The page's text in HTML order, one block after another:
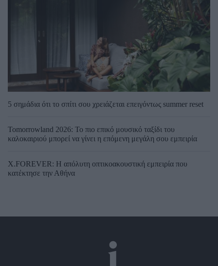
5 σημάδια ότι το σπίτι σου χρειάζεται επειγόντως summer reset
Tomorrowland 2026: Το πιο επικό μουσικό ταξίδι του
καλοκαιριού μπορεί να γίνει η επόμενη μεγάλη σου εμπειρία
X.FOREVER: Η απόλυτη οπτικοακουστική εμπειρία που
κατέκτησε την Αθήνα